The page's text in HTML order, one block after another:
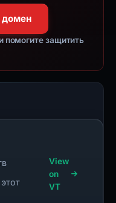
домен
помогите защитить
View
on
VT